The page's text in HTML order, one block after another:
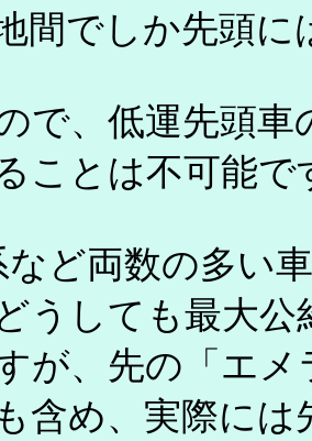
間でしか先頭に
で、低運先頭車
ことは不可能
など両数の多い
うしても最大
が、先の「エ
含め、実際に